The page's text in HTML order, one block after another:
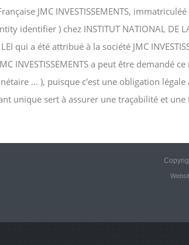
JMC INVESTISSEMENTS,
identifier ) chez INSTITUT NATIONAL DE
qui a été attribué à la société JMC
INVESTISSEMENTS a peut être
... ), puisque c'est une obligation
unique sert à assurer une traçabilité et